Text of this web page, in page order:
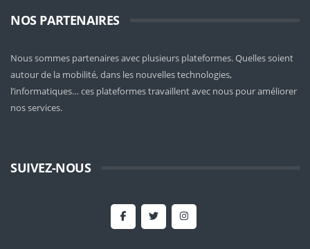
NOS PARTENAIRES
Nous sommes partenaires avec plusieurs plateformes. Quelles soient
autour de la mobilité, dans les nouvelles technologies,
l’informatiques… ces plateformes travaillent avec nous pour améliorer
nos services.
SUIVEZ-NOUS